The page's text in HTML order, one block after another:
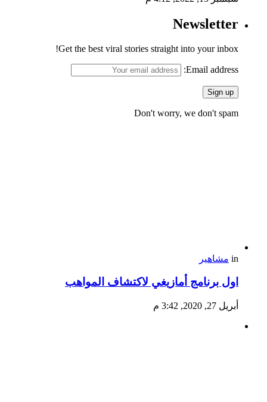
Newsletter
Get the best viral stories straight into your inbox!
Email address:
Don't worry, we don't spam
in مشاهير
اول برنامج أمازيغي لاكتشاف المواهب
أبريل 27, 2020, 3:42 م